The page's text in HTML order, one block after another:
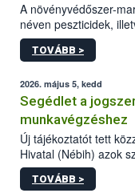
A növényvédőszer-
néven peszticidek,
melyek a
szüretelést, illetve
mennyiségének
lennie. Nem minden
Azokban az
általában csak
jelenthetnek
TOVÁBB >
2026. május 5, kedd
Segédlet a
munkavégzéshez
Új tájékoztatót tett
Hivatal (Nébih) azok
növényvédelmi vagy
végezni
TOVÁBB >